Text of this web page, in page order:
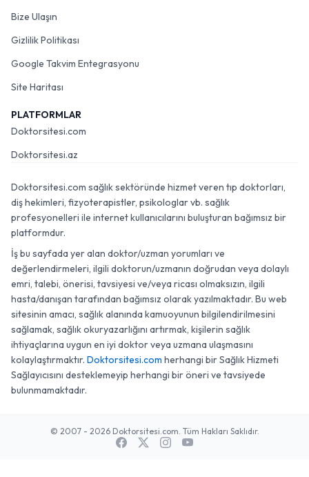
Bize Ulaşın
Gizlilik Politikası
Google Takvim Entegrasyonu
Site Haritası
PLATFORMLAR
Doktorsitesi.com
Doktorsitesi.az
Doktorsitesi.com sağlık sektöründe hizmet veren tıp doktorları,
diş hekimleri, fizyoterapistler, psikologlar vb. sağlık
profesyonelleri ile internet kullanıcılarını buluşturan bağımsız bir
platformdur.
İş bu sayfada yer alan doktor/uzman yorumları ve
değerlendirmeleri, ilgili doktorun/uzmanın doğrudan veya dolaylı
emri, talebi, önerisi, tavsiyesi ve/veya ricası olmaksızın, ilgili
hasta/danışan tarafından bağımsız olarak yazılmaktadır. Bu web
sitesinin amacı, sağlık alanında kamuoyunun bilgilendirilmesini
sağlamak, sağlık okuryazarlığını artırmak, kişilerin sağlık
ihtiyaçlarına uygun en iyi doktor veya uzmana ulaşmasını
kolaylaştırmaktır. Doktorsitesi.com herhangi bir Sağlık Hizmeti
Sağlayıcısını desteklemeyip herhangi bir öneri ve tavsiyede
bulunmamaktadır.
© 2007 - 2026 Doktorsitesi.com. Tüm Hakları Saklıdır.